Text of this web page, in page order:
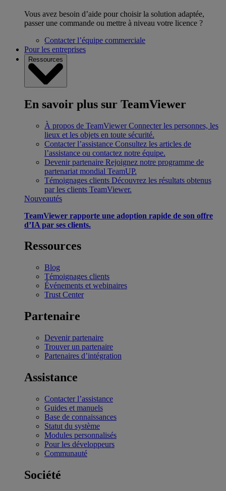
Vous avez besoin d’aide pour choisir la solution adaptée,
passer une commande ou mettre à niveau votre licence ?
Contacter l’équipe commerciale
Pour les entreprises
Ressources
En savoir plus sur TeamViewer
À propos de TeamViewer Connecter les personnes, les
lieux et les objets en toute sécurité.
Contacter l’assistance Consultez les articles de
l’assistance ou contactez notre équipe.
Devenir partenaire Rejoignez notre programme de
partenariat mondial TeamUP.
Témoignages clients Découvrez les résultats obtenus
par les clients TeamViewer.
Nouveautés
TeamViewer rapporte une adoption rapide de son offre
d’IA par ses clients.
Ressources
Blog
Témoignages clients
Événements et webinaires
Trust Center
Partenaire
Devenir partenaire
Trouver un partenaire
Partenaires d’intégration
Assistance
Contacter l’assistance
Guides et manuels
Base de connaissances
Statut du système
Modules personnalisés
Pour les développeurs
Communauté
Société